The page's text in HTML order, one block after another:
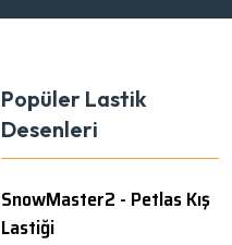
Popüler Lastik
Desenleri
SnowMaster2 - Petlas Kış
Lastiği